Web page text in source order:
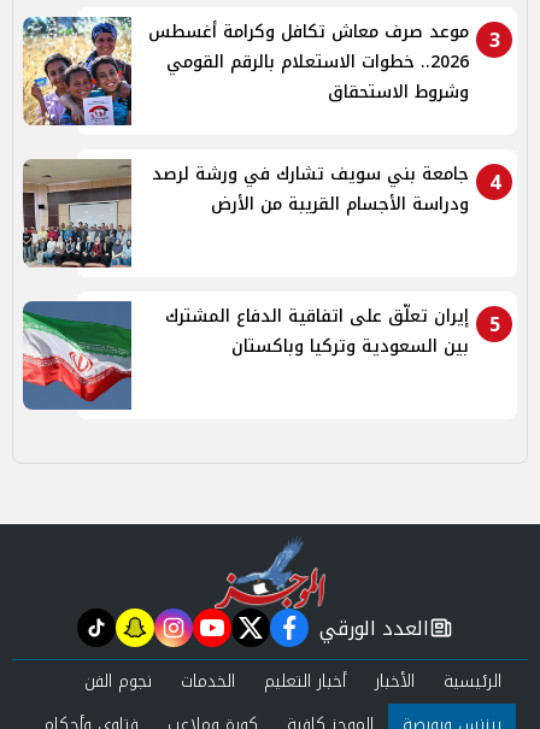
3
موعد صرف معاش تكافل وكرامة أغسطس
2026.. خطوات الاستعلام بالرقم القومي
وشروط الاستحقاق
4
جامعة بني سويف تشارك في ورشة لرصد
ودراسة الأجسام القريبة من الأرض
5
إيران تعلّق على اتفاقية الدفاع المشترك
بين السعودية وتركيا وباكستان
newspaper
العدد الورقي facebook
twitter
youtube
instagram
snapchat
tiktok
الرئيسية الأخبار أخبار التعليم الخدمات
نجوم الفن